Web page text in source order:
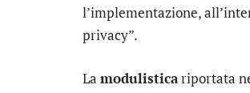
l’implementazione,
privacy”.
La modulisticariportata